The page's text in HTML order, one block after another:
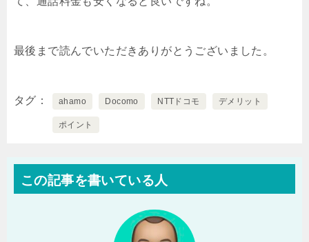
最後まで読んでいただきありがとうございました。
タグ ahamo Docomo NTTドコモ デメリット
ポイント
この記事を書いている人